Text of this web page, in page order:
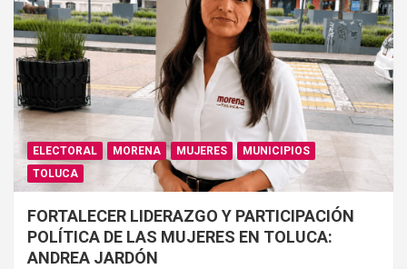
ELECTORAL MORENA MUJERES
MUNICIPIOS
TOLUCA
FORTALECER LIDERAZGO Y PARTICIPACIÓN
POLÍTICA DE LAS MUJERES EN TOLUCA:
ANDREA JARDÓN